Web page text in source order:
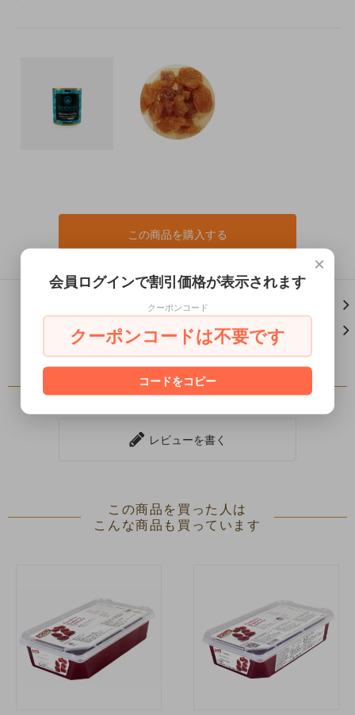
この商品を購入する
この商品について問い合わせる
買い物を続ける
レビュー
レビューを書く
この商品を買った人は
こんな商品も買っています
×
会員ログインで割引価格が表示されます
クーポンコード
クーポンコードは不要です
コードをコピー